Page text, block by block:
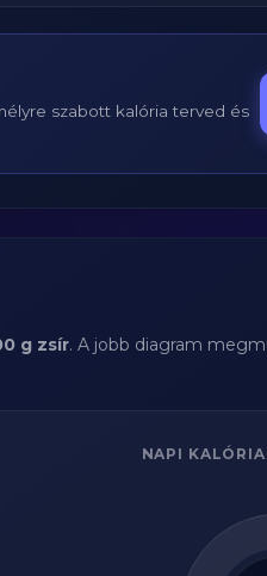
szabott kalória terved és
g zsír. A jobb diagram
NAPI